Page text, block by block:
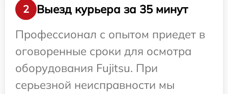
2
Выезд курьера за 35 минут
Профессионал с опытом приедет в
оговоренные сроки для осмотра
оборудования Fujitsu. При
серьезной неисправности мы